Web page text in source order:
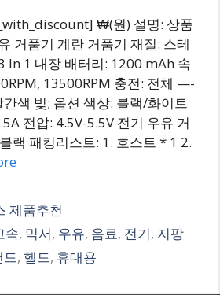
₩(원) 설명: 상품
거품기 계란 거품기 재질: 스테
In 1 내장 배터리: 1200 mAh 속
13500RPM 충전: 전체 —-
색 빛; 옵션 색상: 블랙/화이트
전압: 4.5V-5.5V 전기 우유 거
랙 패킹리스트: 1. 호스트 * 1 2.
제품추천
속, 믹서, 우유, 음료, 전기, 지팡
드, 헬드, 휴대용